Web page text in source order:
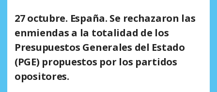
27 octubre. España. Se rechazaron las
enmiendas a la totalidad de los
Presupuestos Generales del Estado
(PGE) propuestos por los partidos
opositores.